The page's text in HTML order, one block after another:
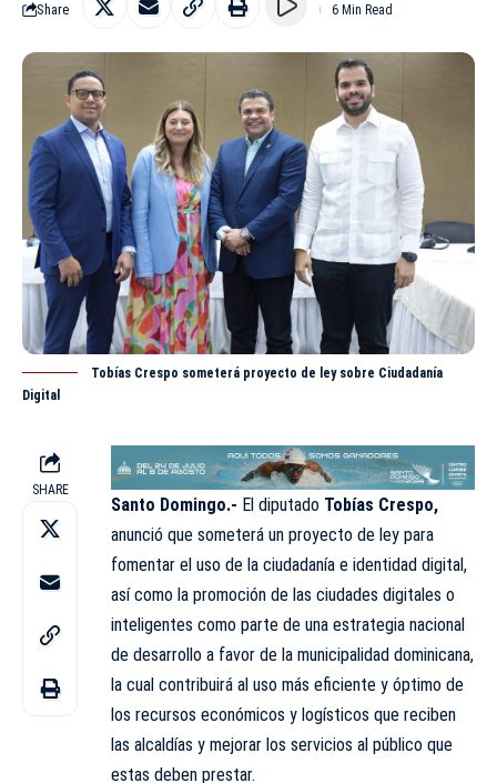
Share 6 Min Read
Tobías Crespo someterá proyecto de ley sobre Ciudadanía
Digital
SHARE
Santo Domingo.- El diputado Tobías Crespo,
anunció que someterá un proyecto de ley para
fomentar el uso de la ciudadanía e identidad digital,
así como la promoción de las ciudades digitales o
inteligentes como parte de una estrategia nacional
de desarrollo a favor de la municipalidad dominicana,
la cual contribuirá al uso más eficiente y óptimo de
los recursos económicos y logísticos que reciben
las alcaldías y mejorar los servicios al público que
estas deben prestar.